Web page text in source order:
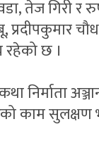
तेज गिरी र
प्रदीपकुमार
छ ।
निर्माता
काम